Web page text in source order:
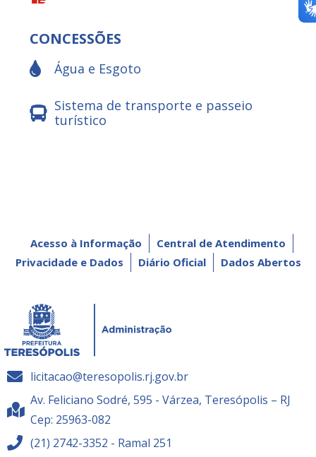
CONCESSÕES
Água e Esgoto
Sistema de transporte e passeio
turístico
Acesso à Informação
Central de Atendimento
Privacidade e Dados
Diário Oficial Dados Abertos
licitacao@teresopolis.rj.gov.br
Av. Feliciano Sodré, 595 - Várzea, Teresópolis – RJ
Cep: 25963-082
(21) 2742-3352 - Ramal 251